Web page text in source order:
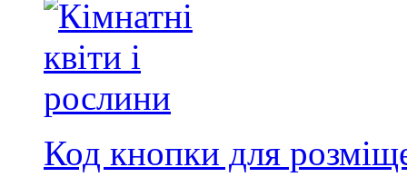
Код кнопки для